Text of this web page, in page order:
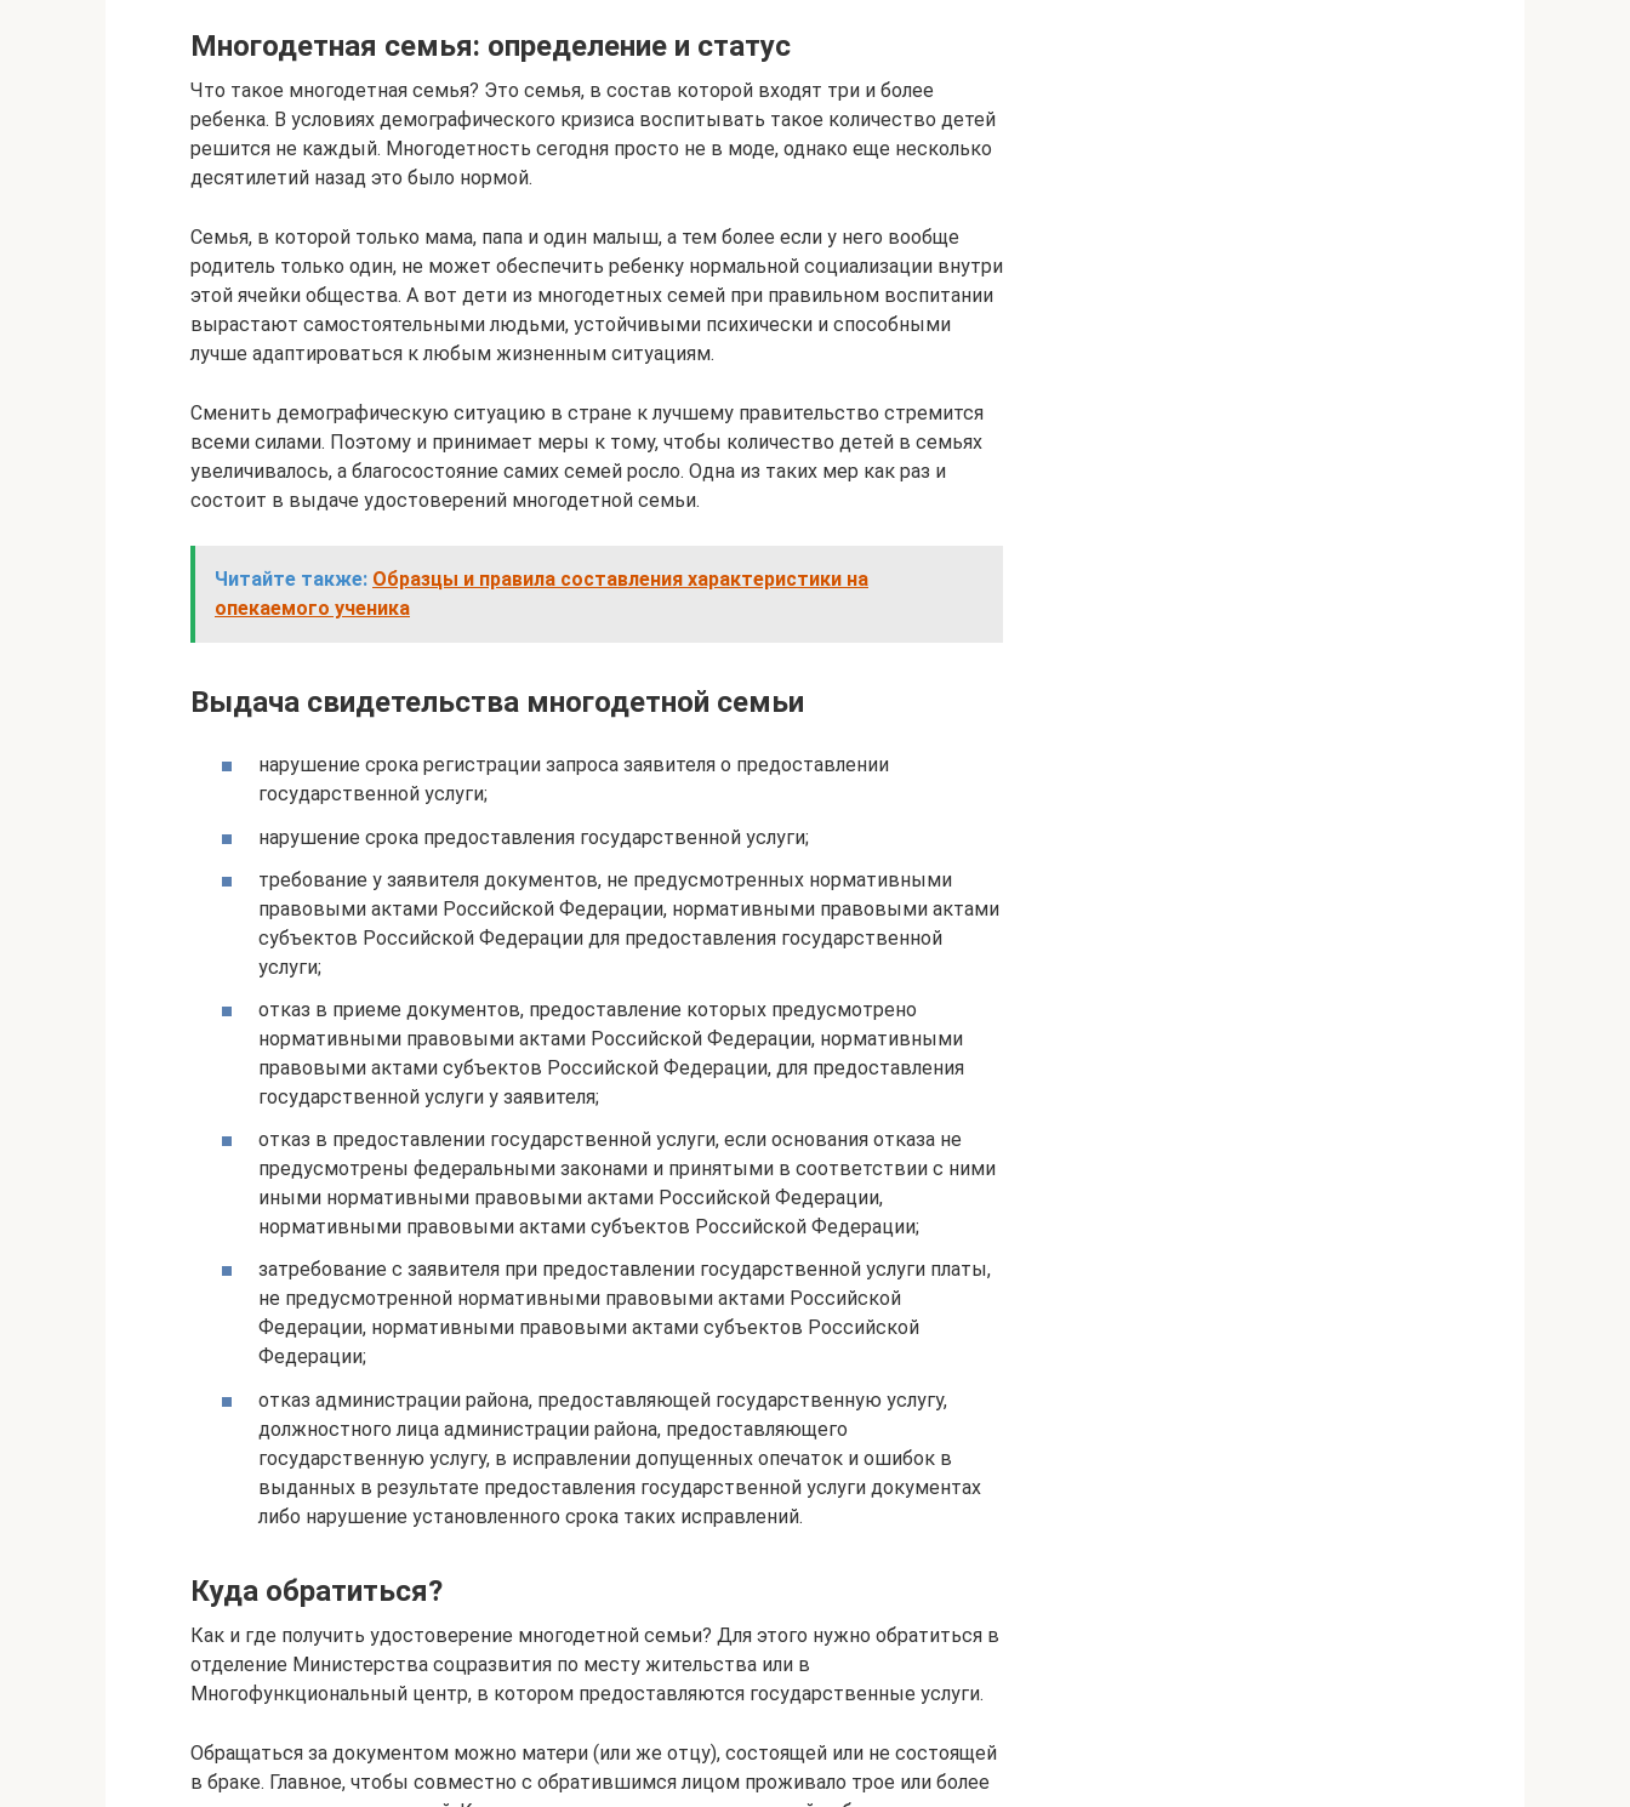
Многодетная семья: определение и статус
Что такое многодетная семья? Это семья, в состав которой входят три и более
ребенка. В условиях демографического кризиса воспитывать такое количество детей
решится не каждый. Многодетность сегодня просто не в моде, однако еще несколько
десятилетий назад это было нормой.
Семья, в которой только мама, папа и один малыш, а тем более если у него вообще
родитель только один, не может обеспечить ребенку нормальной социализации внутри
этой ячейки общества. А вот дети из многодетных семей при правильном воспитании
вырастают самостоятельными людьми, устойчивыми психически и способными
лучше адаптироваться к любым жизненным ситуациям.
Сменить демографическую ситуацию в стране к лучшему правительство стремится
всеми силами. Поэтому и принимает меры к тому, чтобы количество детей в семьях
увеличивалось, а благосостояние самих семей росло. Одна из таких мер как раз и
состоит в выдаче удостоверений многодетной семьи.
Читайте также: Образцы и правила составления характеристики на
опекаемого ученика
Выдача свидетельства многодетной семьи
нарушение срока регистрации запроса заявителя о предоставлении
государственной услуги;
нарушение срока предоставления государственной услуги;
требование у заявителя документов, не предусмотренных нормативными
правовыми актами Российской Федерации, нормативными правовыми актами
субъектов Российской Федерации для предоставления государственной
услуги;
отказ в приеме документов, предоставление которых предусмотрено
нормативными правовыми актами Российской Федерации, нормативными
правовыми актами субъектов Российской Федерации, для предоставления
государственной услуги у заявителя;
отказ в предоставлении государственной услуги, если основания отказа не
предусмотрены федеральными законами и принятыми в соответствии с ними
иными нормативными правовыми актами Российской Федерации,
нормативными правовыми актами субъектов Российской Федерации;
затребование с заявителя при предоставлении государственной услуги платы,
не предусмотренной нормативными правовыми актами Российской
Федерации, нормативными правовыми актами субъектов Российской
Федерации;
отказ администрации района, предоставляющей государственную услугу,
должностного лица администрации района, предоставляющего
государственную услугу, в исправлении допущенных опечаток и ошибок в
выданных в результате предоставления государственной услуги документах
либо нарушение установленного срока таких исправлений.
Куда обратиться?
Как и где получить удостоверение многодетной семьи? Для этого нужно обратиться в
отделение Министерства соцразвития по месту жительства или в
Многофункциональный центр, в котором предоставляются государственные услуги.
Обращаться за документом можно матери (или же отцу), состоящей или не состоящей
в браке. Главное, чтобы совместно с обратившимся лицом проживало трое или более